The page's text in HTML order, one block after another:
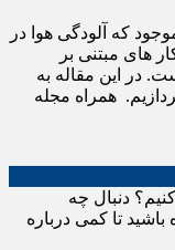
که آلودگی هوا در
های مبتنی بر
در این مقاله به
همراه مجله
دنبال چه
تا کمی درباره